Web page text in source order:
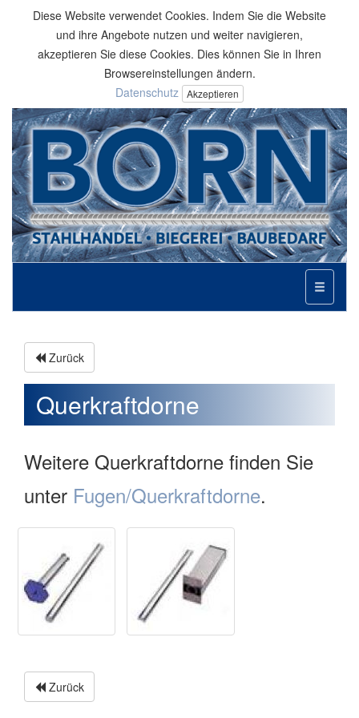
Diese Website verwendet Cookies. Indem Sie die Website
und ihre Angebote nutzen und weiter navigieren,
akzeptieren Sie diese Cookies. Dies können Sie in Ihren
Browsereinstellungen ändern.
Datenschutz Akzeptieren
Toggle
Zurück
Querkraftdorne
Weitere Querkraftdorne finden Sie
unter Fugen/Querkraftdorne.
Zurück